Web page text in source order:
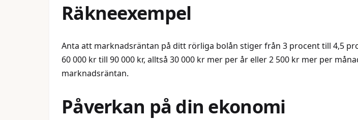
Räkneexempel
Anta att marknadsräntan på ditt rörliga bolån stiger från 3 procent till 4,5
60 000 kr till 90 000 kr, alltså 30 000 kr mer per år eller 2 500 kr mer per
marknadsräntan.
Påverkan på din ekonomi